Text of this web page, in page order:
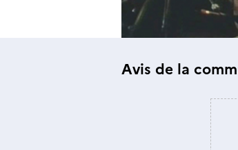
Avis de la